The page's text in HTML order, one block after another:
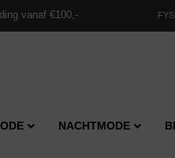
vanaf €100,-
NACHTMODE